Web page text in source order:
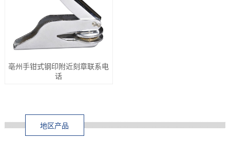
亳州手钳式钢印附近刻章联系电
话
地区产品